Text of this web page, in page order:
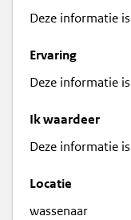
Deze informatie
Ervaring
Deze informatie
Ik waardeer
Deze informatie
Locatie
wassenaar